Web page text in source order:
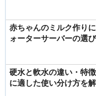
赤ちゃんのミルク作り
ォーターサーバーの選
硬水と軟水の違い・特
に適した使い分け方を